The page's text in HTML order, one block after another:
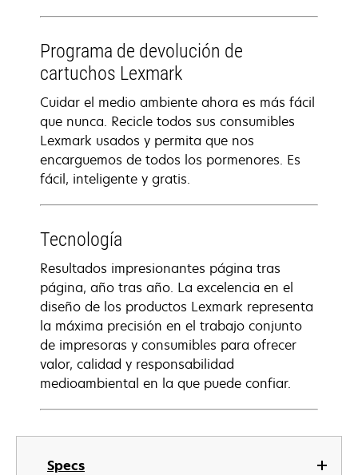
Specs
Programa de devolución de
cartuchos Lexmark
Cuidar el medio ambiente ahora es más fácil
que nunca. Recicle todos sus consumibles
Lexmark usados y permita que nos
encarguemos de todos los pormenores. Es
fácil, inteligente y gratis.
Tecnología
Resultados impresionantes página tras
página, año tras año. La excelencia en el
diseño de los productos Lexmark representa
la máxima precisión en el trabajo conjunto
de impresoras y consumibles para ofrecer
valor, calidad y responsabilidad
medioambiental en la que puede confiar.